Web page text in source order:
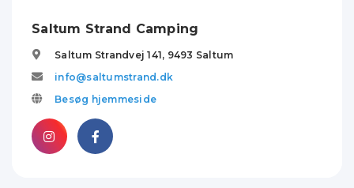
Saltum Strand Camping
Saltum Strandvej 141, 9493 Saltum
info@saltumstrand.dk
Besøg hjemmeside